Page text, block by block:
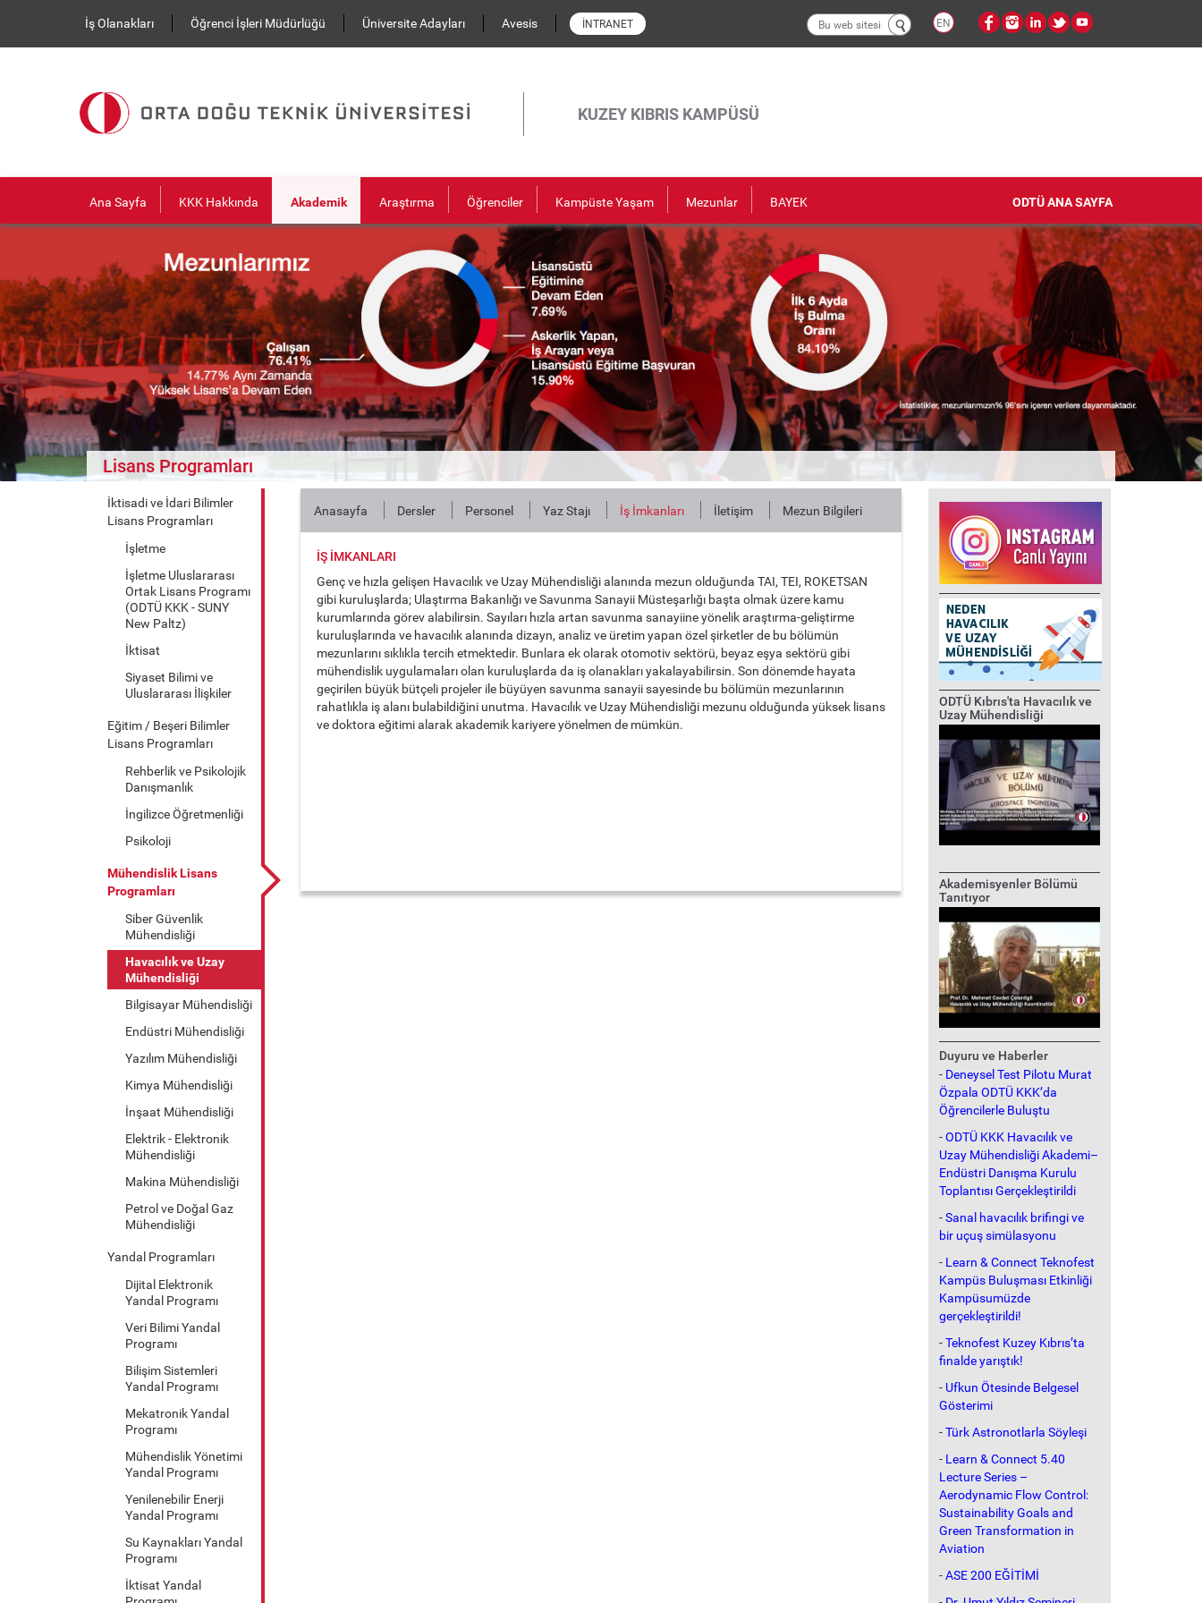
İş Olanakları
Öğrenci İşleri Müdürlüğü Üniversite Adayları Avesis İNTRANET
Arama
formu
EN
KUZEY KIBRIS KAMPÜSÜ
Ana Sayfa KKK Hakkında Akademik Araştırma Öğrenciler Kampüste Yaşam Mezunlar BAYEK ODTÜ ANA SAYFA
Lisans Programları
İktisadi ve İdari Bilimler
Lisans Programları
İşletme
İşletme Uluslararası
Ortak Lisans Programı
(ODTÜ KKK - SUNY
New Paltz)
İktisat
Siyaset Bilimi ve
Uluslararası İlişkiler
Eğitim / Beşeri Bilimler
Lisans Programları
Rehberlik ve Psikolojik
Danışmanlık
İngilizce Öğretmenliği
Psikoloji
Mühendislik Lisans
Programları
Siber Güvenlik
Mühendisliği
Havacılık ve Uzay
Mühendisliği
Bilgisayar Mühendisliği
Endüstri Mühendisliği
Yazılım Mühendisliği
Kimya Mühendisliği
İnşaat Mühendisliği
Elektrik - Elektronik
Mühendisliği
Makina Mühendisliği
Petrol ve Doğal Gaz
Mühendisliği
Yandal Programları
Dijital Elektronik
Yandal Programı
Veri Bilimi Yandal
Programı
Bilişim Sistemleri
Yandal Programı
Mekatronik Yandal
Programı
Mühendislik Yönetimi
Yandal Programı
Yenilenebilir Enerji
Yandal Programı
Su Kaynakları Yandal
Programı
İktisat Yandal
Anasayfa Dersler Personel Yaz Stajı İş İmkanları İletişim Mezun Bilgileri
İŞ İMKANLARI
Genç ve hızla gelişen Havacılık ve Uzay Mühendisliği alanında mezun olduğunda TAI, TEI, ROKETSAN
gibi kuruluşlarda; Ulaştırma Bakanlığı ve Savunma Sanayii Müsteşarlığı başta olmak üzere kamu
kurumlarında görev alabilirsin. Sayıları hızla artan savunma sanayiine yönelik araştırma-geliştirme
kuruluşlarında ve havacılık alanında dizayn, analiz ve üretim yapan özel şirketler de bu bölümün
mezunlarını sıklıkla tercih etmektedir. Bunlara ek olarak otomotiv sektörü, beyaz eşya sektörü gibi
mühendislik uygulamaları olan kuruluşlarda da iş olanakları yakalayabilirsin. Son dönemde hayata
geçirilen büyük bütçeli projeler ile büyüyen savunma sanayii sayesinde bu bölümün mezunlarının
rahatlıkla iş alanı bulabildiğini unutma. Havacılık ve Uzay Mühendisliği mezunu olduğunda yüksek lisans
ve doktora eğitimi alarak akademik kariyere yönelmen de mümkün.
ODTÜ Kıbrıs'ta Havacılık ve
Uzay Mühendisliği
Akademisyenler Bölümü
Tanıtıyor
Duyuru ve Haberler
- Deneysel Test Pilotu Murat
Özpala ODTÜ KKK’da
Öğrencilerle Buluştu
-ODTÜ KKK Havacılık ve
Uzay Mühendisliği Akademi–
Endüstri Danışma Kurulu
Toplantısı Gerçekleştirildi
-Sanal havacılık brifingi ve
bir uçuş simülasyonu
- Learn & Connect Teknofest
Kampüs Buluşması Etkinliği
Kampüsumüzde
gerçekleştirildi!
-Teknofest Kuzey Kıbrıs’ta
finalde yarıştık!
- Ufkun Ötesinde Belgesel
Gösterimi
-Türk Astronotlarla Söyleşi
- Learn & Connect 5.40
Lecture Series –
Aerodynamic Flow Control:
Sustainability Goals and
Green Transformation in
Aviation
-ASE 200 EĞİTİMİ